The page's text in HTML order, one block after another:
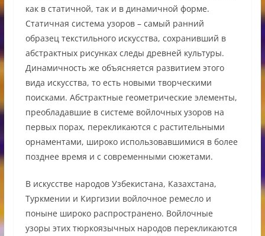
как в статичной, так и в динамичной форме.
Статичная система узоров – самый ранний
образец текстильного искусства, сохранивший в
абстрактных рисунках следы древней культуры.
Динамичность же объясняется развитием этого
вида искусства, то есть новыми творческими
поисками. Абстрактные геометрические элементы,
преобладавшие в системе войлочных узоров на
первых порах, перекликаются с растительными
орнаментами, широко использовавшимися в более
позднее время и с современными сюжетами.
В искусстве народов Узбекистана, Казахстана,
Туркмении и Киргизии войлочное ремесло и
поныне широко распространено. Войлочные
узоры этих тюркоязычных народов перекликаются